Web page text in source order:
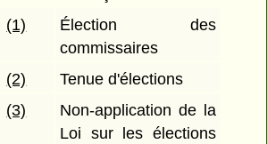
(1)
Élection des
commissaires
(2)
Tenue d'élections
(3)
Non-application de la
Loi sur les élections